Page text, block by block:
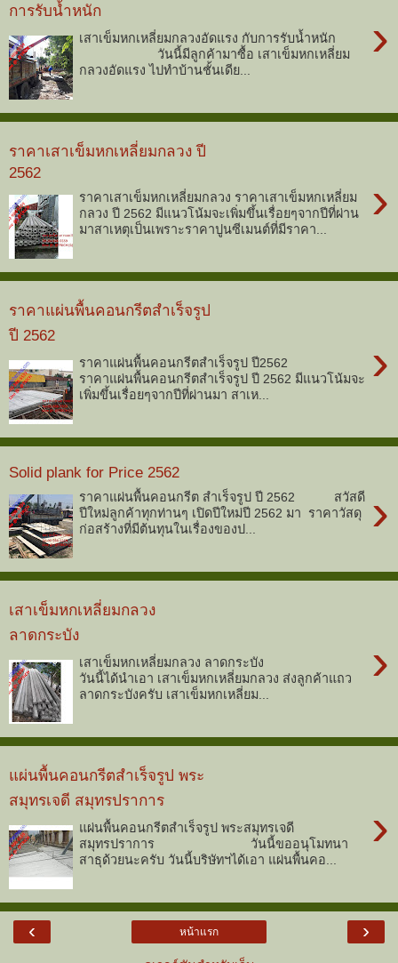
การรับน้ำหนัก
›
เสาเข็มหกเหลี่ยมกลวงอัดแรง กับการรับน้ำหนัก
วันนี้มีลูกค้ามาซื้อ เสาเข็มหกเหลี่ยม
กลวงอัดแรง ไปทำบ้านชั้นเดีย...
ราคาเสาเข็มหกเหลี่ยมกลวง ปี
2562
›
ราคาเสาเข็มหกเหลี่ยมกลวง ราคาเสาเข็มหกเหลี่ยม
กลวง ปี 2562 มีแนวโน้มจะเพิ่มขึ้นเรื่อยๆจากปีที่ผ่าน
มาสาเหตุเป็นเพราะราคาปูนซีเมนต์ที่มีราคา...
ราคาแผ่นพื้นคอนกรีตสำเร็จรูป
ปี 2562
›
ราคาแผ่นพื้นคอนกรีตสำเร็จรูป ปี2562
ราคาแผ่นพื้นคอนกรีตสำเร็จรูป ปี 2562 มีแนวโน้มจะ
เพิ่มขึ้นเรื่อยๆจากปีที่ผ่านมา สาเห...
Solid plank for Price 2562
›
ราคาแผ่นพื้นคอนกรีต สำเร็จรูป ปี 2562 สวัสดี
ปีใหม่ลูกค้าทุกท่านๆ เปิดปีใหม่ปี 2562 มา ราคาวัสดุ
ก่อสร้างที่มีต้นทุนในเรื่องของป...
เสาเข็มหกเหลี่ยมกลวง
ลาดกระบัง
›
เสาเข็มหกเหลี่ยมกลวง ลาดกระบัง
วันนี้ได้นำเอา เสาเข็มหกเหลี่ยมกลวง ส่งลูกค้าแถว
ลาดกระบังครับ เสาเข็มหกเหลี่ยม...
แผ่นพื้นคอนกรีตสำเร็จรูป พระ
สมุทรเจดี สมุทรปราการ
›
แผ่นพื้นคอนกรีตสำเร็จรูป พระสมุทรเจดี
สมุทรปราการ วันนี้ขออนุโมทนา
สาธุด้วยนะครับ วันนี้บริษัทฯได้เอา แผ่นพื้นคอ...
‹ ›
หน้าแรก